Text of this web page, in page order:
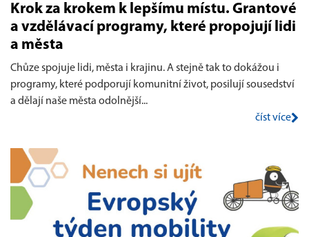
Krok za krokem k lepšímu místu. Grantové
a vzdělávací programy, které propojují lidi
a města
Chůze spojuje lidi, města i krajinu. A stejně tak to dokážou i
programy, které podporují komunitní život, posilují sousedství
a dělají naše města odolnější...
číst více